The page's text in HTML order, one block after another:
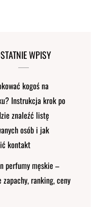
WPISY
kogoś na
Instrukcja krok po
znaleźć listę
osób i jak
kontakt
perfumy męskie –
zapachy, ranking, ceny